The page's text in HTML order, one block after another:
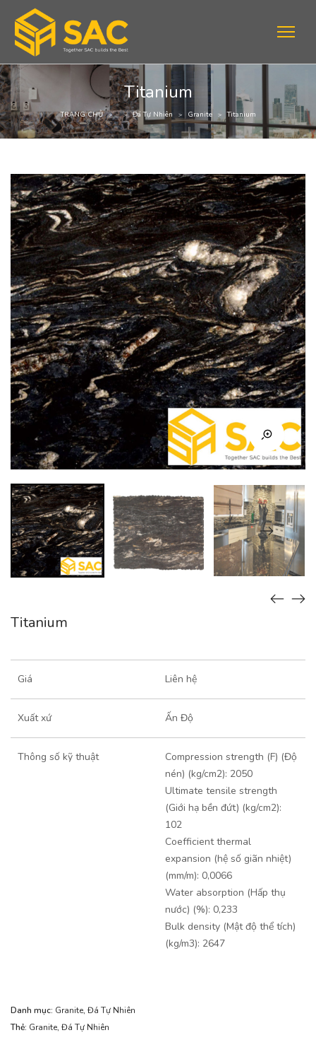
Titanium
TRANG CHỦ > > Đá Tự Nhiên > Granite > Titanium
Titanium
Giá Liên hệ
Xuất xứ Ấn Độ
Thông số kỹ thuật
Compression strength (F) (Độ
nén) (kg/cm2): 2050
Ultimate tensile strength
(Giới hạ bền đứt) (kg/cm2):
102
Coefficient thermal
expansion (hệ số giãn nhiệt)
(mm/m): 0,0066
Water absorption (Hấp thụ
nước) (%): 0,233
Bulk density (Mật độ thể tích)
(kg/m3): 2647
Danh mục: Granite, Đá Tự Nhiên
Thẻ: Granite, Đá Tự Nhiên